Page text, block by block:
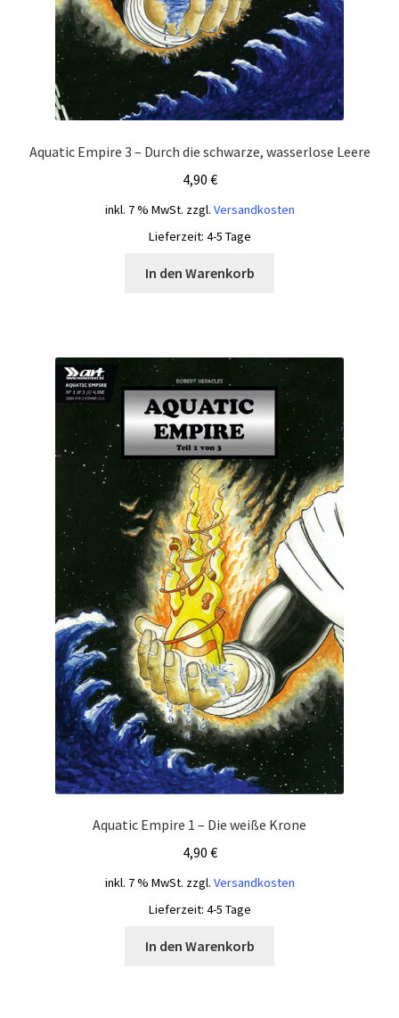
Aquatic Empire 3 – Durch die schwarze, wasserlose Leere
4,90 €
inkl. 7 % MwSt. zzgl. Versandkosten
Lieferzeit: 4-5 Tage
In den Warenkorb
Aquatic Empire 1 – Die weiße Krone
4,90 €
inkl. 7 % MwSt. zzgl. Versandkosten
Lieferzeit: 4-5 Tage
In den Warenkorb